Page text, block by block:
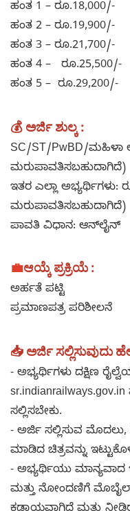
ಹಂತ 1 – ರೂ.18,000/-
ಹಂತ 2 – ರೂ.19,900/-
ಹಂತ 3 – ರೂ.21,700/-
ಹಂತ 4 – ರೂ.25,500/-
ಹಂತ 5 – ರೂ.29,200/-
💰 ಅರ್ಜಿ ಶುಲ್ಕ :
SC/ST/PwBD/ಮಹಿಳಾ
ಮರುಪಾವತಿಸಬಹುದಾಗಿದೆ)
ಇತರ ಎಲ್ಲಾ ಅಭ್ಯರ್ಥಿಗಳು:
ಮರುಪಾವತಿಸಬಹುದಾಗಿದೆ)
ಪಾವತಿ ವಿಧಾನ: ಆನ್‌ಲೈನ್
💼ಆಯ್ಕೆ ಪ್ರಕ್ರಿಯೆ :
ಅರ್ಹತೆ ಪಟ್ಟಿ
ಪ್ರಮಾಣಪತ್ರ ಪರಿಶೀಲನೆ
📥 ಅರ್ಜಿ ಸಲ್ಲಿಸುವುದು
- ಅಭ್ಯರ್ಥಿಗಳು ದಕ್ಷಿಣ
ಸಲ್ಲಿಸಬೇಕು.
- ಅರ್ಜಿ ಸಲ್ಲಿಸುವ
ಮಾಡಿದ ಚಿತ್ರವನ್ನು
- ಅಭ್ಯರ್ಥಿಯು
ಮತ್ತು ನೋಂದಣಿಗೆ